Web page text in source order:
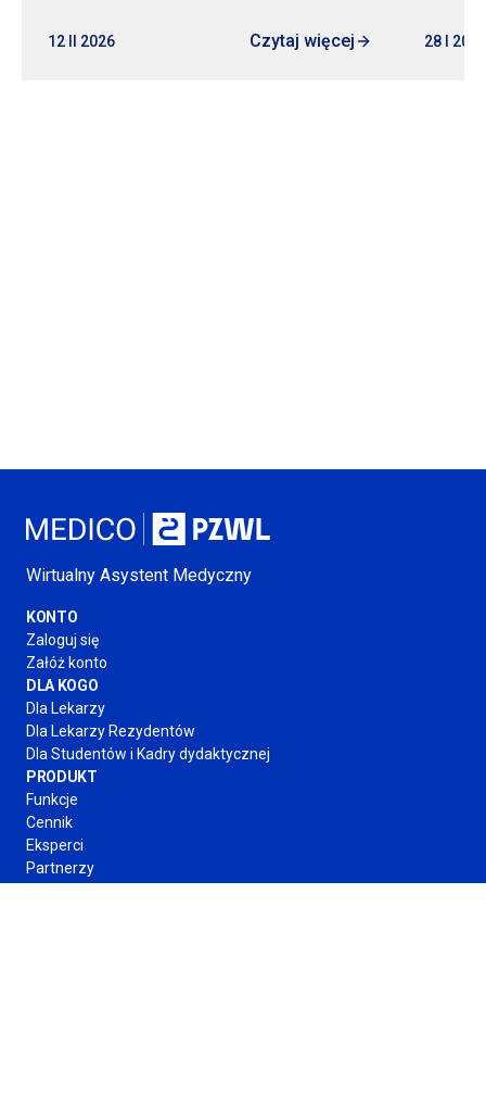
12 II 2026 Czytaj więcej 28 I 2026
Wirtualny Asystent Medyczny
KONTO
Zaloguj się
Załóż konto
DLA KOGO
Dla Lekarzy
Dla Lekarzy Rezydentów
Dla Studentów i Kadrydydaktycznej
PRODUKT
Funkcje
Cennik
Eksperci
Partnerzy